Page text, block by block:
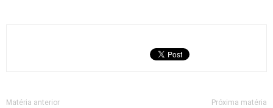
Matéria anterior Próxima matéria